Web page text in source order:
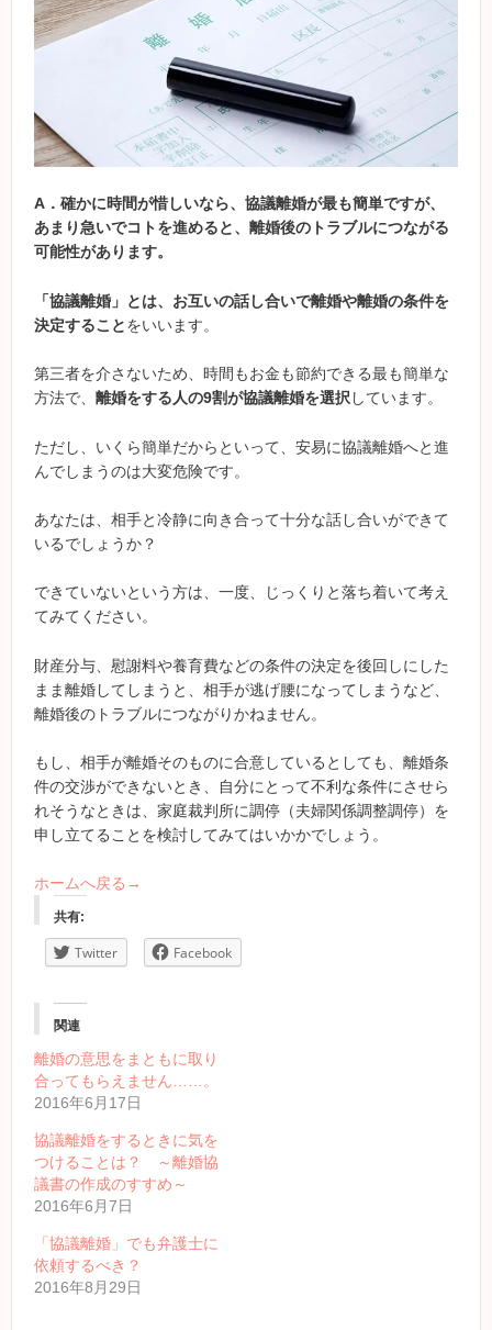
A ．確かに時間が惜しいなら、協議離婚が最も簡単ですが、
あまり急いでコトを進めると、離婚後のトラブルにつながる
可能性があります。
「協議離婚」とは、お互いの話し合いで離婚や離婚の条件を
決定することをいいます。
第三者を介さないため、時間もお金も節約できる最も簡単な
方法で、 離婚をする人の9割が協議離婚を選択 しています。
ただし、いくら簡単だからといって、安易に協議離婚へと進
んでしまうのは大変危険です。
あなたは、相手と冷静に向き合って十分な話し合いができて
いるでしょうか？
できていないという方は、一度、じっくりと落ち着いて考え
てみてください。
財産分与、慰謝料や養育費などの条件の決定を後回しにした
まま離婚してしまうと、相手が逃げ腰になってしまうなど、
離婚後のトラブルにつながりかねません。
もし、相手が離婚そのものに合意しているとしても、離婚条
件の交渉ができないとき、自分にとって不利な条件にさせら
れそうなときは、家庭裁判所に調停（夫婦関係調整調停）を
申し立てることを検討してみてはいかかでしょう。
ホームへ戻る→
共有:
Twitter Facebook
関連
離婚の意思をまともに取り
合ってもらえません……。
2016年6月17日
協議離婚をするときに気を
つけることは？ ～離婚協
議書の作成のすすめ～
2016年6月7日
「協議離婚」でも弁護士に
依頼するべき？
2016年8月29日